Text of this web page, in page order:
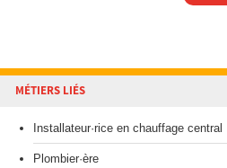
MÉTIERS LIÉS
Installateur·rice en chauffage central
Plombier·ère